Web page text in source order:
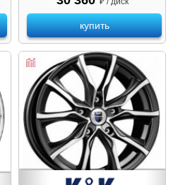
купить